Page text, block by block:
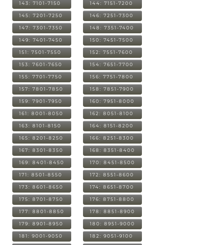
143: 7101-7150 144: 7151-7200
145: 7201-7250 146: 7251-7300
147: 7301-7350 148: 7351-7400
149: 7401-7450 150: 7451-7500
151: 7501-7550 152: 7551-7600
153: 7601-7650 154: 7651-7700
155: 7701-7750 156: 7751-7800
157: 7801-7850 158: 7851-7900
159: 7901-7950 160: 7951-8000
161: 8001-8050 162: 8051-8100
163: 8101-8150 164: 8151-8200
165: 8201-8250 166: 8251-8300
167: 8301-8350 168: 8351-8400
169: 8401-8450 170: 8451-8500
171: 8501-8550 172: 8551-8600
173: 8601-8650 174: 8651-8700
175: 8701-8750 176: 8751-8800
177: 8801-8850 178: 8851-8900
179: 8901-8950 180: 8951-9000
181: 9001-9050 182: 9051-9100